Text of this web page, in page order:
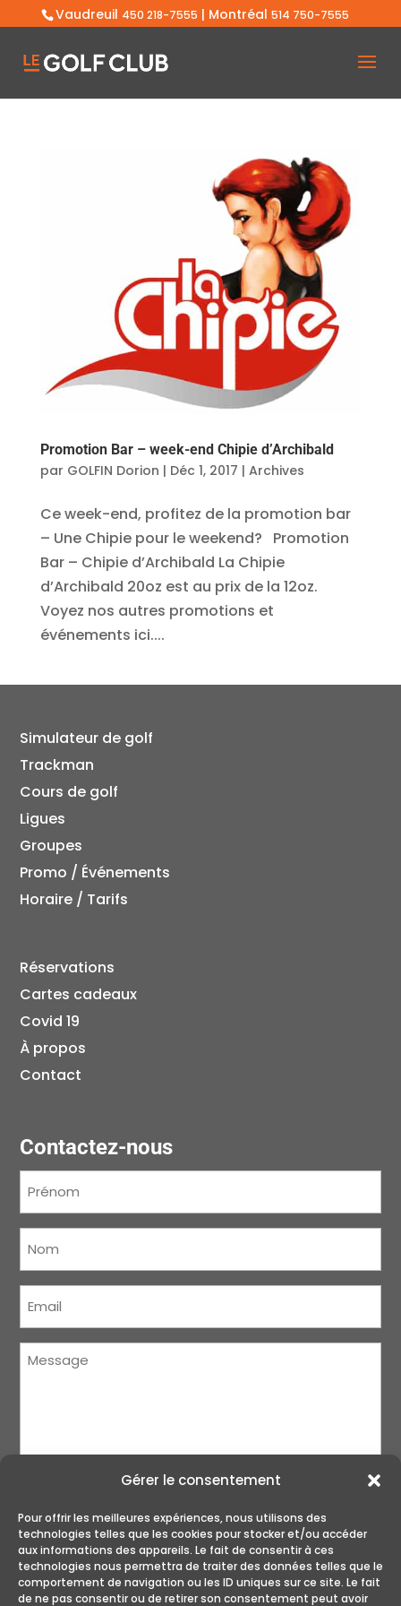
Gérer le consentement
Pour offrir les meilleures expériences, nous utilisons des
technologies telles que les cookies pour stocker et/ou accéder
aux informations des appareils. Le fait de consentir à ces
technologies nous permettra de traiter des données telles que le
comportement de navigation ou les ID uniques sur ce site. Le fait
de ne pas consentir ou de retirer son consentement peut avoir
Vaudreuil 450 218-7555 | Montréal 514 750-7555
Promotion Bar – week-end Chipie d’Archibald
par GOLFIN Dorion | Déc 1, 2017 | Archives
Ce week-end, profitez de la promotion bar
– Une Chipie pour le weekend? Promotion
Bar – Chipie d’Archibald La Chipie
d’Archibald 20oz est au prix de la 12oz.
Voyez nos autres promotions et
événements ici....
Simulateur de golf
Trackman
Cours de golf
Ligues
Groupes
Promo / Événements
Horaire / Tarifs
Réservations
Cartes cadeaux
Covid 19
À propos
Contact
Contactez-nous
Message
ENVOYER